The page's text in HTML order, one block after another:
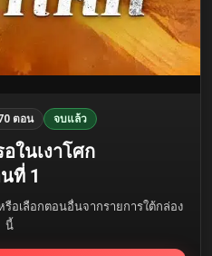
ตอน จบแล้ว
ในเงาโศก
ที่ 1
อเลือกตอนอื่นจากรายการใต้กล่อง
นี้